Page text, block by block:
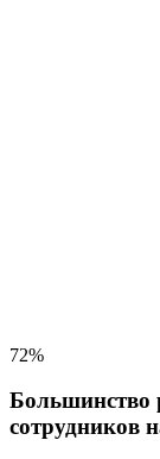
72%
Большинство
сотрудников